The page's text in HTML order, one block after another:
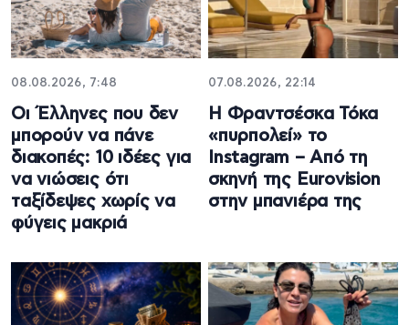
08.08.2026, 7:48
Οι Έλληνες που δεν
μπορούν να πάνε
διακοπές: 10 ιδέες για
να νιώσεις ότι
ταξίδεψες χωρίς να
φύγεις μακριά
07.08.2026, 22:14
Η Φραντσέσκα Τόκα
«πυρπολεί» το
Instagram – Από τη
σκηνή της Eurovision
στην μπανιέρα της